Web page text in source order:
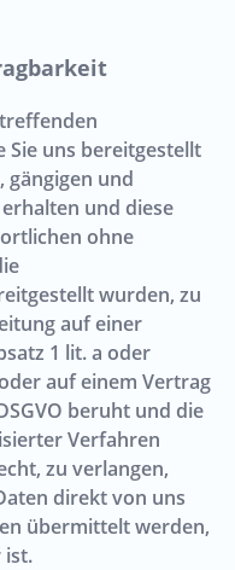
Sie uns bereitgestellt
und
und diese
ohne
wurden, zu
auf einer
1 lit. a oder
auf einem Vertrag
beruht und die
Verfahren
zu verlangen,
direkt von uns
übermittelt werden,
ist.